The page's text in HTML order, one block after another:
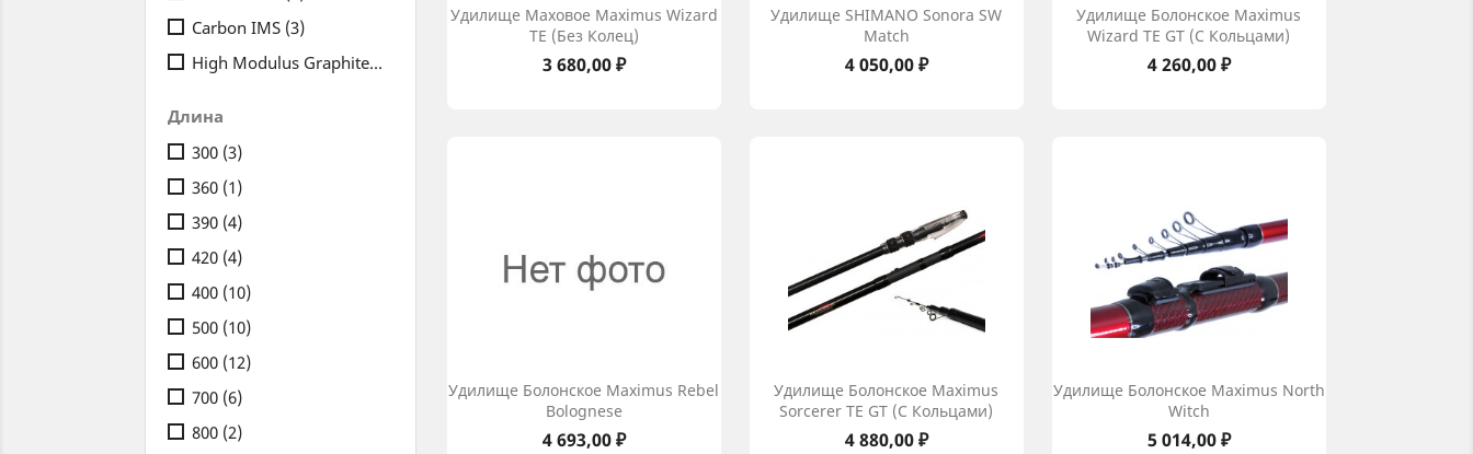
Carbon IMS (3)
High Modulus Graphite HMH
Длина
300 (3)
360 (1)
390 (4)
420 (4)
400 (10)
500 (10)
600 (12)
700 (6)
800 (2)
Удилище Маховое Maximus Wizard
TE (без Колец)
Цена
3 680,00 ₽
Удилище SHIMANO Sonora SW
Match
Цена
4 050,00 ₽
Удилище Болонское Maximus
Wizard TE GT (с Кольцами)
Цена
4 260,00 ₽
Удилище Болонское Maximus Rebel
Bolognese
Цена
4 693,00 ₽
Удилище Болонское Maximus
Sorcerer TE GT (с Кольцами)
Цена
4 880,00 ₽
Удилище Болонское Maximus North
Witch
Цена
5 014,00 ₽